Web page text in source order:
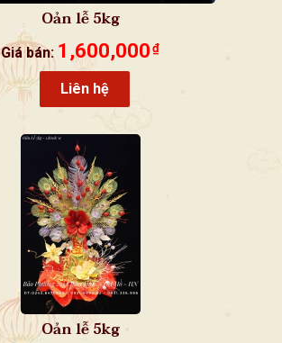
Oản lễ 5kg
Giá bán: 1,600,000 ₫
Liên hệ
Oản lễ 5kg